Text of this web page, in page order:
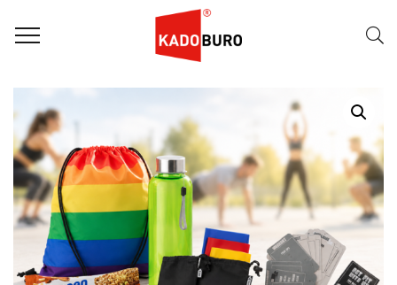
Home
Fit en Vitaal pakketten
Fit & Vitaal – Vita Colore